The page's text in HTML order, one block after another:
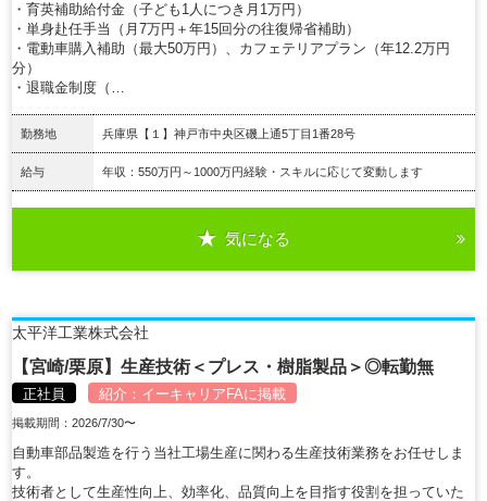
・育英補助給付金（子ども1人につき月1万円）
・単身赴任手当（月7万円＋年15回分の往復帰省補助）
・電動車購入補助（最大50万円）、カフェテリアプラン（年12.2万円
分）
・退職金制度（…
勤務地 兵庫県【１】神戸市中央区磯上通5丁目1番28号
給与 年収：550万円～1000万円経験・スキルに応じて変動します
気になる
太平洋工業株式会社
【宮崎/栗原】生産技術＜プレス・樹脂製品＞◎転勤無
正社員 紹介： イーキャリアFAに掲載
掲載期間：2026/7/30〜
自動車部品製造を行う当社工場生産に関わる生産技術業務をお任せしま
す。
技術者として生産性向上、効率化、品質向上を目指す役割を担っていた